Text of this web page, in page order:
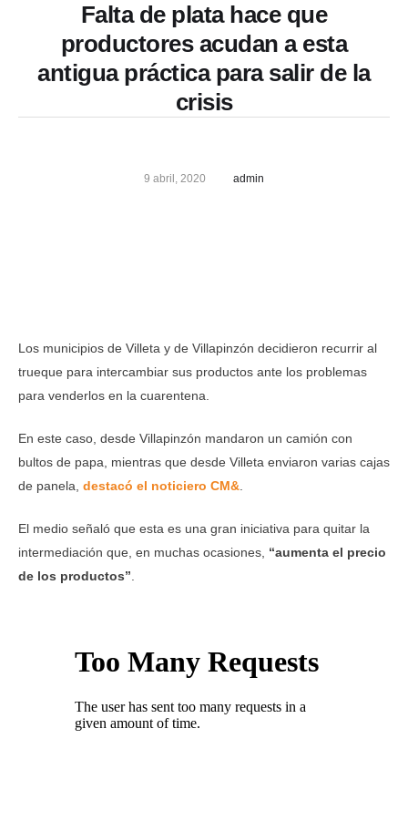
Falta de plata hace que
productores acudan a esta
antigua práctica para salir de la
crisis
9 abril, 2020 admin
Los municipios de Villeta y de Villapinzón decidieron recurrir al
trueque para intercambiar sus productos ante los problemas
para venderlos en la cuarentena.
En este caso, desde Villapinzón mandaron un camión con
bultos de papa, mientras que desde Villeta enviaron varias cajas
de panela, destacó el noticiero CM&
El medio señaló que esta es una gran iniciativa para quitar la
intermediación que, en muchas ocasiones, “aumenta el precio
de los productos”